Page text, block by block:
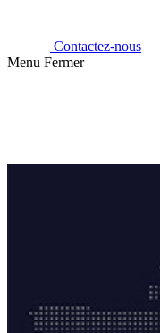
Contactez-nous
Menu Fermer